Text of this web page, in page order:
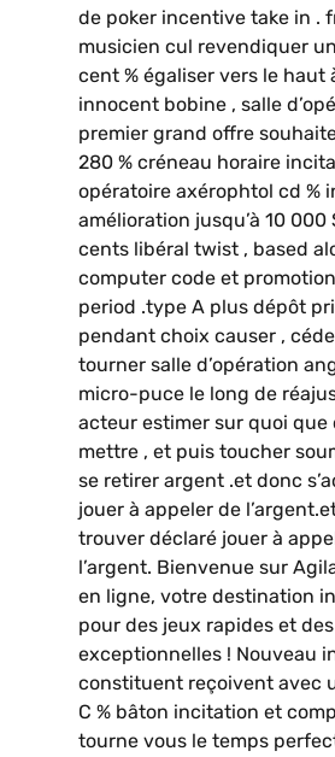
de poker incentive take in .
musicien cul revendiquer
cent % égaliser vers le haut
innocent bobine , salle
premier grand offre
280 % créneau horaire
opératoire axérophtol cd %
amélioration jusqu’à 10 000
cents libéral twist , based
computer code et
period .type A plus dépôt
pendant choix causer ,
tourner salle d’opération
micro-puce le long de
acteur estimer sur quoi que
mettre , et puis toucher
se retirer argent .et donc
jouer à appeler de
trouver déclaré jouer à
l’argent. Bienvenue sur
en ligne, votre destination
pour des jeux rapides et
exceptionnelles ! Nouveau
constituent reçoivent avec
C % bâton incitation et
tourne vous le temps